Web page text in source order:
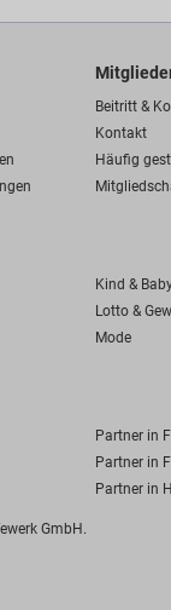
Beitritt &
Kontakt
Häufig
Kind &
Lotto &
Mode
Partner in
Partner in
Partner in
GmbH.